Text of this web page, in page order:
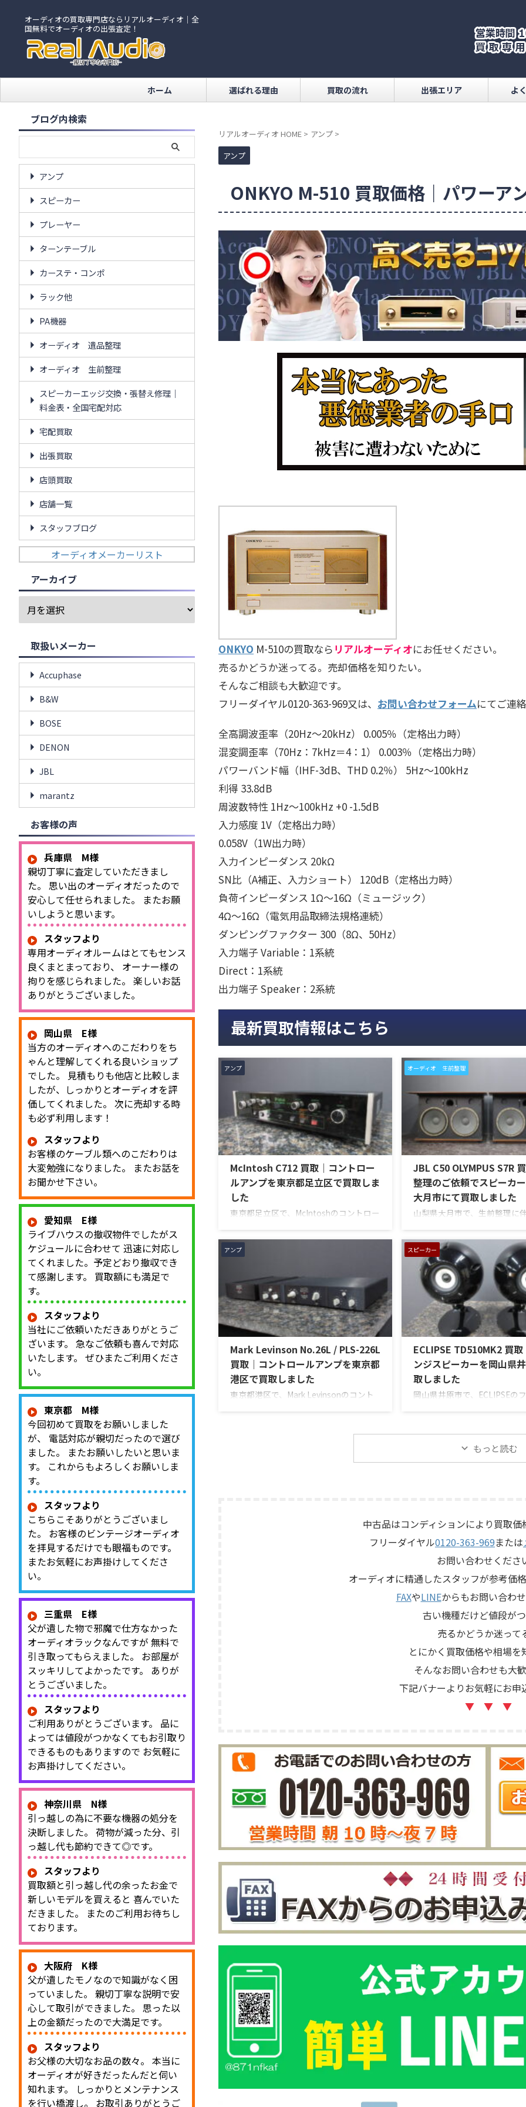
オーディオの買取専門店ならリアルオーディオ｜全
国無料でオーディオの出張査定！
ホーム 選ばれる理由 買取の流れ 出張エリア よ
リアルオーディオ HOME > アンプ >
アンプ
ONKYO M-510 買取価格｜パワーア
ONKYO M-510の買取なら リアルオーディオにお任せください。
売るかどうか迷ってる。売却価格を知りたい。
そんなご相談も大歓迎です。
フリーダイヤル0120-363-969又は、 お問い合わせフォームにてご連
全高調波歪率（20Hz～20kHz） 0.005％（定格出力時）
混変調歪率（70Hz：7kHz＝4：1） 0.003％（定格出力時）
パワーバンド幅（IHF-3dB、THD 0.2％） 5Hz～100kHz
利得 33.8dB
周波数特性 1Hz～100kHz +0 -1.5dB
入力感度 1V（定格出力時）
0.058V（1W出力時）
入力インピーダンス 20kΩ
SN比（A補正、入力ショート） 120dB（定格出力時）
負荷インピーダンス 1Ω～16Ω（ミュージック）
4Ω～16Ω（電気用品取締法規格連続）
ダンピングファクター 300（8Ω、50Hz）
入力端子 Variable：1系統
Direct：1系統
出力端子 Speaker：2系統
最新買取情報はこちら
アンプ
McIntosh C712 買取｜コントロー
ルアンプを東京都足立区で買取しま
した
東京都足立区で、McIntoshのコントロー
だきました。今回のお品物は、McIntosh
らしいガラスパネルデザインとリモート
式のコントロールアンプで、左右チャン
ネルの音出し、入力切替、ボリューム、
トーンコントロール、MMフォノ入力、
バランス出力、データポート、外観コン
ディション、リモコンなど付属品の有無
を確認しながら査定いたしました。 買取
商品：McIntosh C712 メーカー：
McIntosh / マッキントッシュ 型番： ...
オーディオ 生前整理
JBL C50 OLYMPUS S7R
整理のご依頼でスピーカ
大月市にて買取しました
山梨県大月市で、生前整理に
を出張買取させていただきま
のお品物は、長年大切に音楽
てきたご本人様より、オーデ
整理を進めたいとのご相談を
ものです。 JBL C50
Olympus専用エンクロージャー
ウーファー、PR15パッシブ
ー、LE85ドライバー、HL91
ネットワークなどを組み合わ
テージJBLのスピーカーシス
査定では、左右ペアの音 ...
アンプ
Mark Levinson No.26L / PLS-226L
買取｜コントロールアンプを東京都
港区で買取しました
東京都港区で、Mark Levinsonのコント
お品物は、アンプ部No.26Lと外部電源部
ィション、取扱説明書など付属品の有無
を確認しながら査定いたしました。 買取
スピーカー
ECLIPSE TD510MK2 買
ンジスピーカーを岡山県
取しました
岡山県井原市で、ECLIPSEの
10cm口径フルレンジユニッ
たタイムドメイン思想のスピ
テムで、左右ペアの音出し状
定いたしました。 買取商品：
TD510MK2 メーカー：
プス 型番：TD510MK2 カテゴ
もっと読む
中古品はコンディションにより買取価
フリーダイヤル0120-363-969または
お問い合わせくださ
オーディオに精通したスタッフが参考価
FAXやLINEからもお問い合わせ
古い機種だけど値段が
売るかどうか迷って
とにかく買取価格や相場を
そんなお問い合わせも大歓
下記バナーよりお気軽にお申
▼ ▼ ▼
ブログ内検索
アンプ
スピーカー
プレーヤー
ターンテーブル
カーステ・コンポ
ラック他
PA機器
オーディオ 遺品整理
オーディオ 生前整理
スピーカーエッジ交換・張替え修理｜
料金表・全国宅配対応
宅配買取
出張買取
店頭買取
店舗一覧
スタッフブログ
オーディオメーカーリスト
アーカイブ
取扱いメーカー
Accuphase
B&W
BOSE
DENON
JBL
marantz
お客様の声
兵庫県 M様
親切丁寧に査定していただきまし
た。 思い出のオーディオだったので
安心して任せられました。 またお願
いしようと思います。
スタッフより
専用オーディオルームはとてもセンス
良くまとまっており、 オーナー様の
拘りを感じられました。 楽しいお話
ありがとうございました。
岡山県 E様
当方のオーディオへのこだわりをち
ゃんと理解してくれる良いショップ
でした。 見積もりも他店と比較しま
したが、しっかりとオーディオを評
価してくれました。 次に売却する時
も必ず利用します！
スタッフより
お客様のケーブル類へのこだわりは
大変勉強になりました。 またお話を
お聞かせ下さい。
愛知県 E様
ライブハウスの撤収物件でしたがス
ケジュールに合わせて 迅速に対応し
てくれました。予定どおり撤収でき
て感謝します。 買取額にも満足で
す。
スタッフより
当社にご依頼いただきありがとうご
ざいます。 急なご依頼も喜んで対応
いたします。 ぜひまたご利用くださ
い。
東京都 M様
今回初めて買取をお願いしました
が、 電話対応が親切だったので選び
ました。 またお願いしたいと思いま
す。 これからもよろしくお願いしま
す。
スタッフより
こちらこそありがとうございまし
た。 お客様のビンテージオーディオ
を拝見するだけでも眼福ものです。
またお気軽にお声掛けしてくださ
い。
三重県 E様
父が遺した物で邪魔で仕方なかった
オーディオラックなんですが 無料で
引き取ってもらえました。 お部屋が
スッキリしてよかったです。 ありが
とうございました。
スタッフより
ご利用ありがとうございます。 品に
よっては値段がつかなくてもお引取り
できるものもありますので お気軽に
お声掛けしてください。
神奈川県 N様
引っ越しの為に不要な機器の処分を
決断しました。 荷物が減った分、引
っ越し代も節約できて◎です。
スタッフより
買取額と引っ越し代の余ったお金で
新しいモデルを買えると 喜んでいた
だきました。 またのご利用お待ちし
ております。
大阪府 K様
父が遺したモノなので知識がなく困
っていました。 親切丁寧な説明で安
心して取引ができました。 思った以
上の金額だったので大満足です。
スタッフより
お父様の大切なお品の数々。 本当に
オーディオが好きだったんだと伺い
知れます。 しっかりとメンテナンス
を行い橋渡し。 お取引ありがとうご